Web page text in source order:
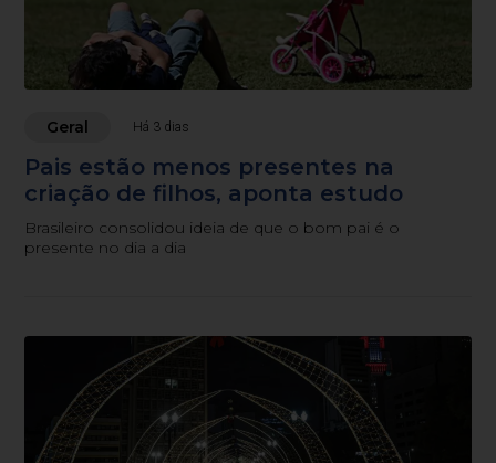
Geral Há 3 dias
Pais estão menos presentes na
criação de filhos, aponta estudo
Brasileiro consolidou ideia de que o bom pai é o
presente no dia a dia